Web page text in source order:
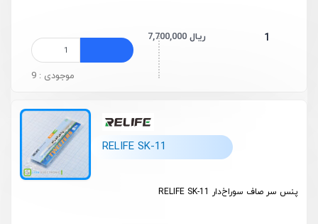
1 7,700,000 ریال
موجودی : 9
RELIFE SK-11
پنس سر صاف سوراخ‌دار RELIFE SK-11